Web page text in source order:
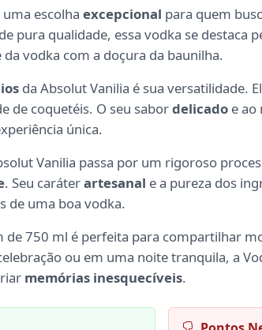
escolha excepcional para quem
pura qualidade, essa vodka se destaca
vodka com a doçura da baunilha.
da Absolut Vanilia é sua versatilidade.
de coquetéis. O seu sabordelicado e
única.
Vanilia passa por um rigoroso
. Seu caráterartesanal e a pureza dos
de uma boa vodka.
de 750 ml é perfeita para compartilhar
ou em uma noite tranquila, a
memórias inesquecíveis.